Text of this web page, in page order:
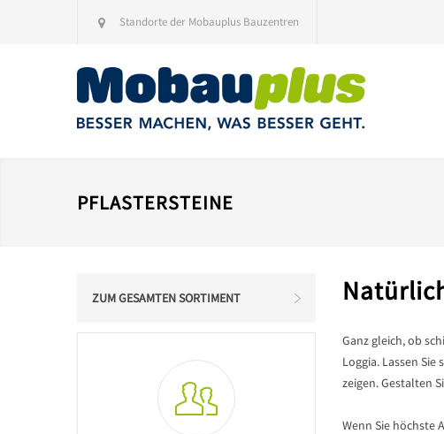
Standorte der Mobauplus Bauzentren
PFLASTERSTEINE
ZUM GESAMTEN SORTIMENT
Ganz gleich, ob
Loggia. Lassen
zeigen. Gestalten
Wenn Sie höchste